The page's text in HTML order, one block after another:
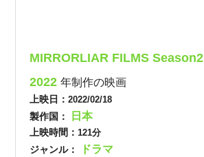
MIRRORLIAR FILMS Season2
2022年制作の映画
上映日：2022/02/18
製作国： 日本
上映時間： 121分
ジャンル： ドラマ